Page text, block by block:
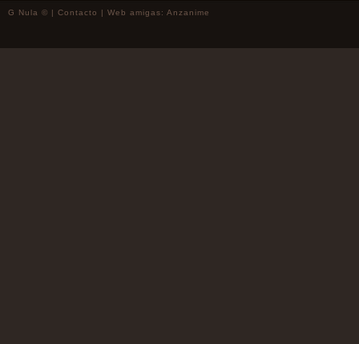
G Nula © | Contacto | Web amigas: Anzanime